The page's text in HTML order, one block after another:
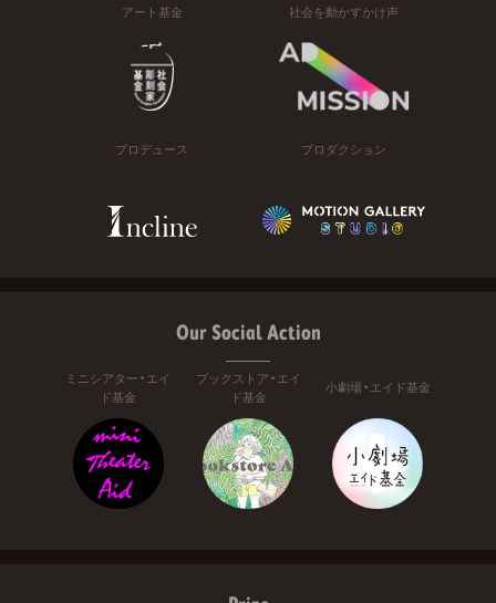
アート基金 社会を動かすかけ声
プロデュース プロダクション
Our Social Action
ミニシアター・エイ
ド基金
ブックストア・エイ
ド基金
小劇場・エイド基金